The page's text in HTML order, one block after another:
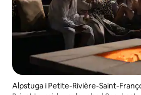
Alpstuga i Petite-Rivière-Saint-